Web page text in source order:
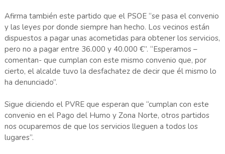
Afirma también este partido que el PSOE “se pasa el convenio
y las leyes por donde siempre han hecho. Los vecinos están
dispuestos a pagar unas acometidas para obtener los servicios,
pero no a pagar entre 36.000 y 40.000 €”. “Esperamos –
comentan- que cumplan con este mismo convenio que, por
cierto, el alcalde tuvo la desfachatez de decir que él mismo lo
ha denunciado”.
Sigue diciendo el PVRE que esperan que “cumplan con este
convenio en el Pago del Humo y Zona Norte, otros partidos
nos ocuparemos de que los servicios lleguen a todos los
lugares”.